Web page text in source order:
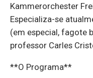
Kammerorchester
Especializa-se
(em especial, fagote
professor Carles
**O Programa**